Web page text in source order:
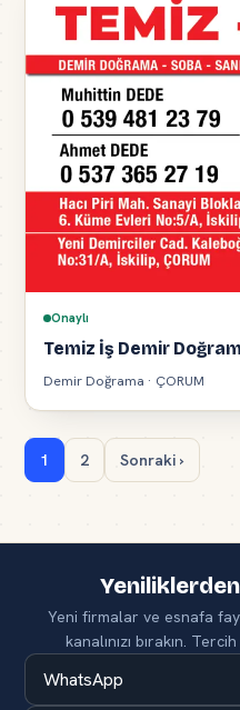
Onaylı
Temiz İş Demir
Demir Doğrama · ÇORUM
1 2 Sonraki ›
Yeni firmalar ve esnafa
kanalınızı bırakın.